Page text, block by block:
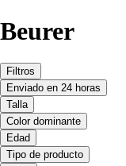
Beurer
Filtros
Enviado en 24 horas
Talla
Color dominante
Edad
Tipo de producto